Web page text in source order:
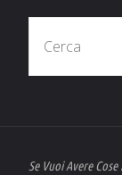
Se Vuoi Avere